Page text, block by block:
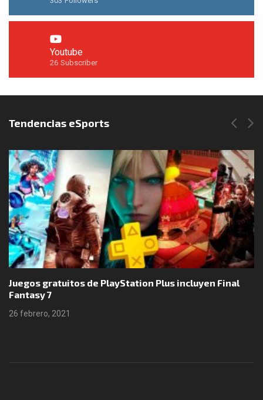
Youtube
26 Subscriber
Síguenos en Instagram
Tendencias eSports
de PlayStation Plus incluyen Final